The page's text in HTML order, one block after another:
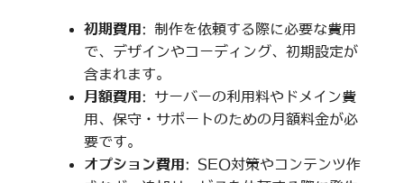
初期費用: 制作を依頼する際に必要な費用
で、デザインやコーディング、初期設定が
含まれます。
月額費用: サーバーの利用料やドメイン費
用、保守・サポートのための月額料金が必
要です。
オプション費用: SEO対策やコンテンツ作